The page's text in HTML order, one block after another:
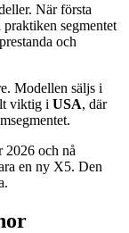
När första
praktiken segmentet
och
Modellen säljs i
viktig i USA, där
2026 och nå
en ny X5. Den